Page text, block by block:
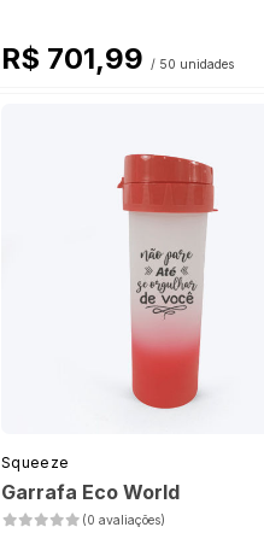
R$ 701,99 / 50 unidades
Squeeze
Garrafa Eco World
(0 avaliações)